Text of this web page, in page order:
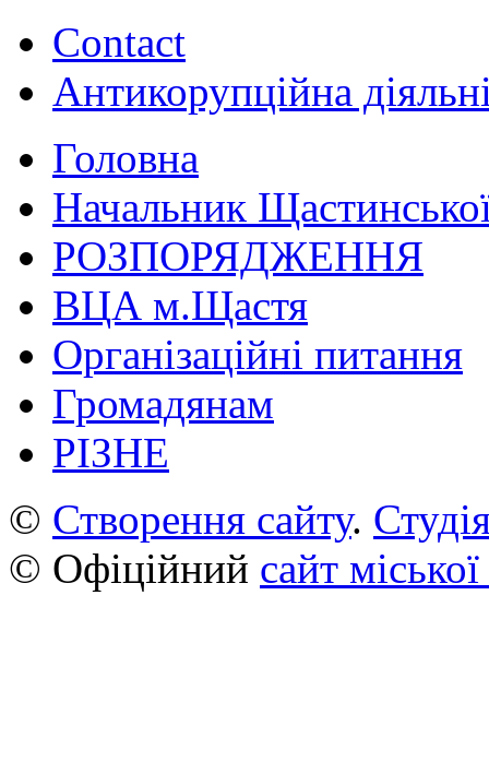
Contact
Антикорупційна
Головна
Начальник
РОЗПОРЯДЖЕННЯ
ВЦА м.Щастя
Організаційні питання
Громадянам
РІЗНЕ
© Створення сайту.
© Офіційний сайт